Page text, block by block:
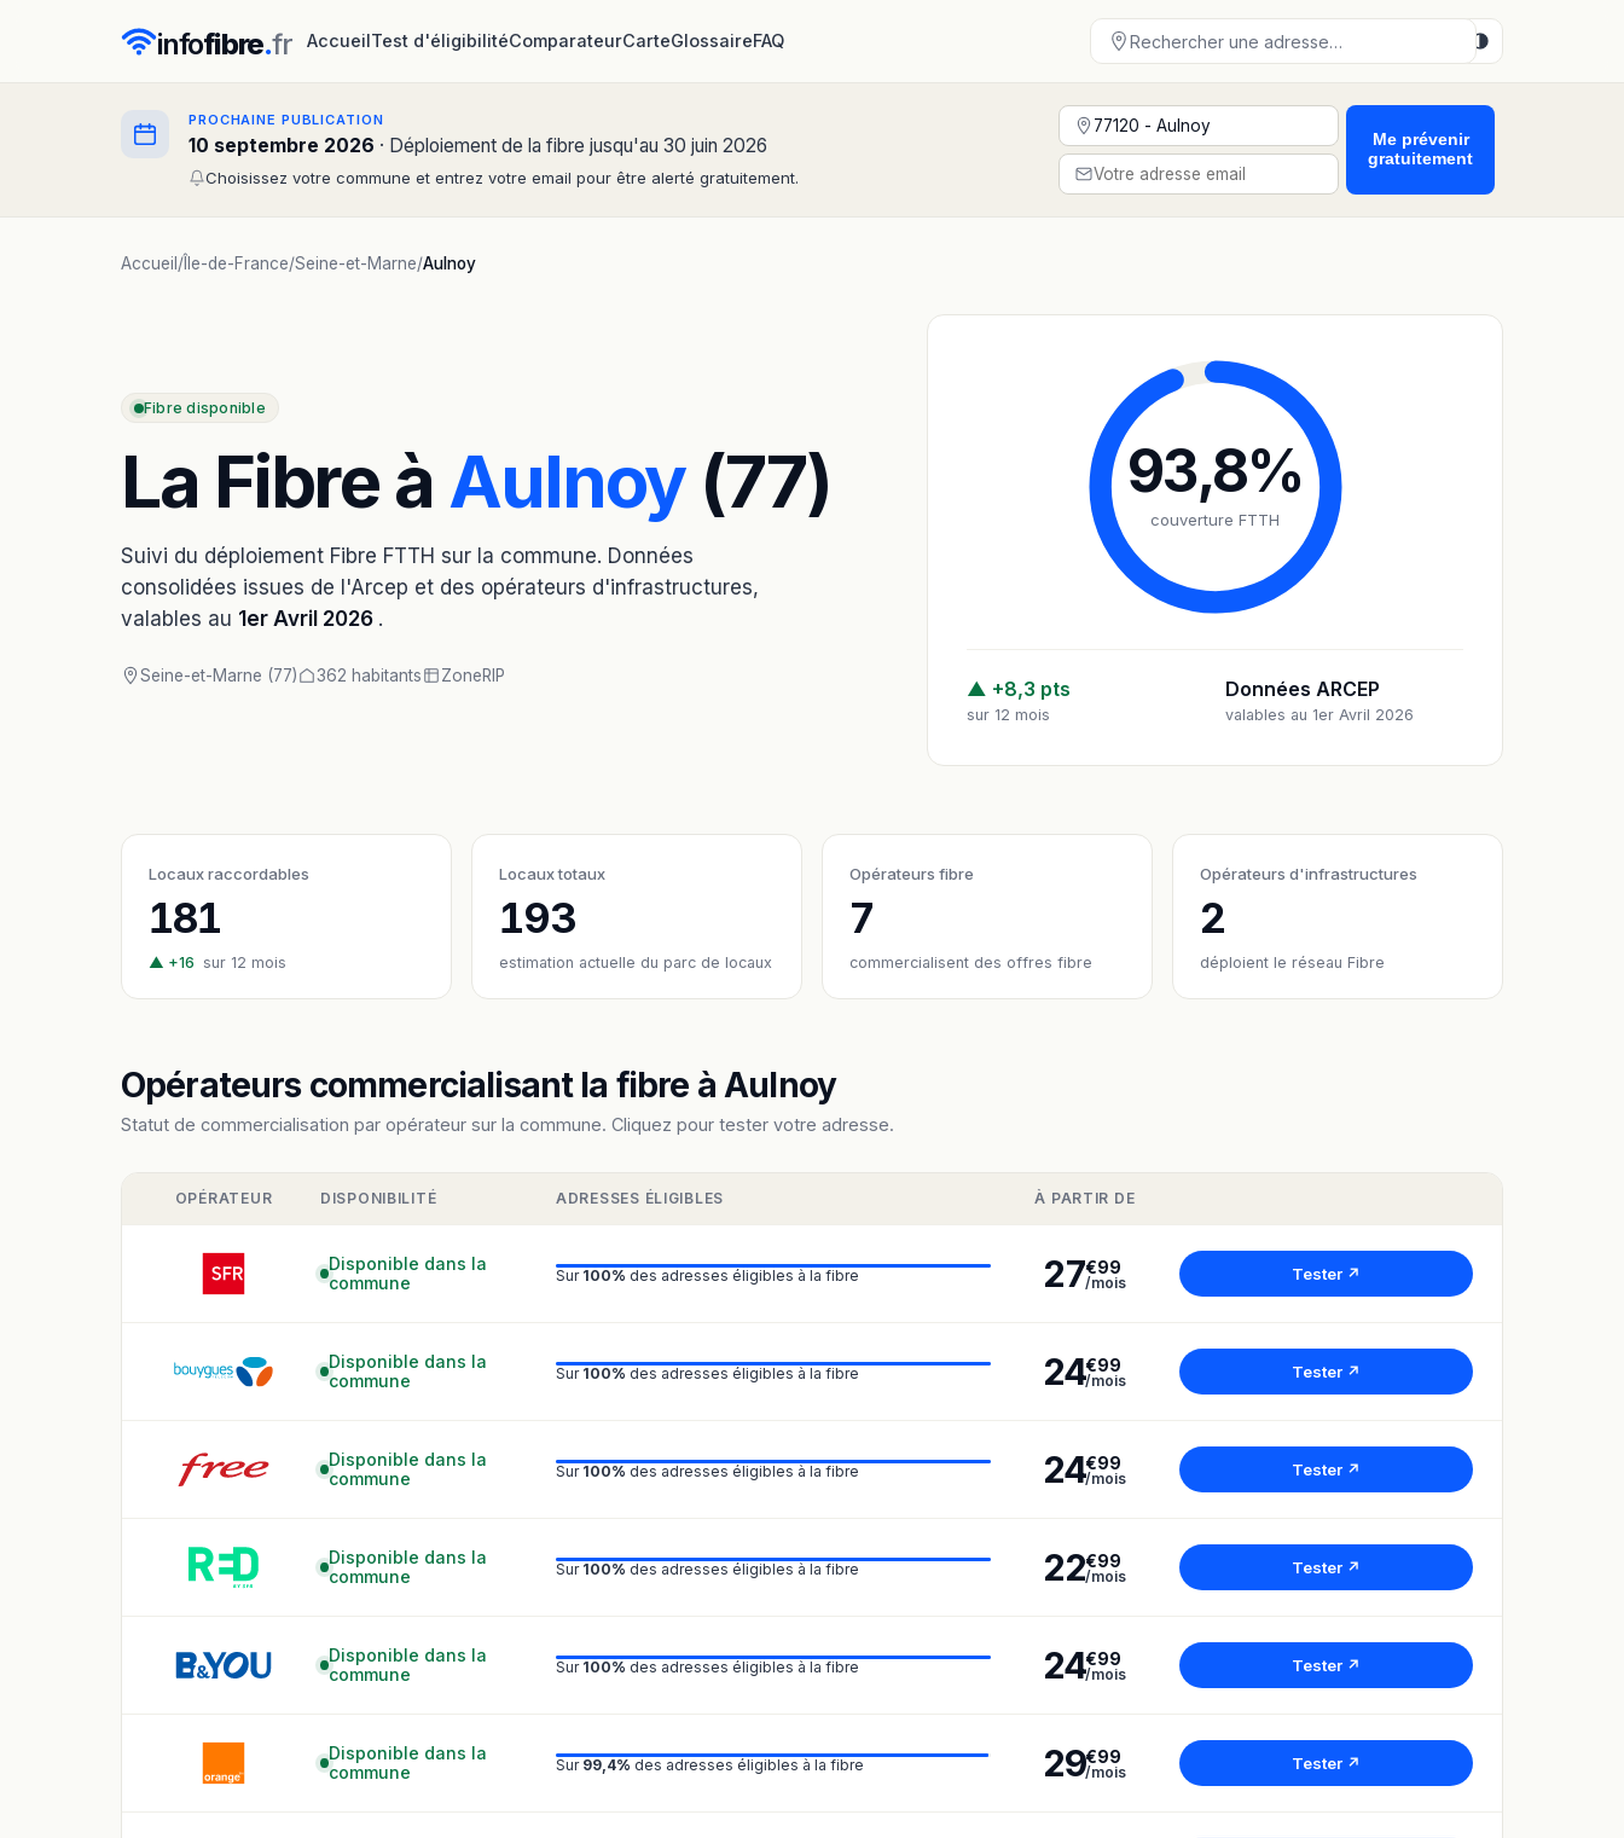
infofibre.fr AccueilTest d'éligibilitéComparateurCarteGlossaireFAQ
PROCHAINE PUBLICATION
10 septembre 2026 · Déploiement de la fibre jusqu'au 30 juin 2026
Choisissez votre commune et entrez votre email pour être alerté gratuitement.
Me prévenir
gratuitement
Accueil / Île-de-France/Seine-et-Marne/Aulnoy
Fibre disponible
La Fibre à Aulnoy(77)
Suivi du déploiement Fibre FTTH sur la commune. Données
consolidées issues de l'Arcep et des opérateurs d'infrastructures,
valables au 1er Avril 2026 .
Seine-et-Marne (77) 362 habitants ZoneRIP
93,8%
couverture FTTH
▲ +8,3 pts
sur 12 mois
Données ARCEP
valables au 1er Avril 2026
Locaux raccordables
181
▲ +16 sur 12 mois
Locaux totaux
193
estimation actuelle du parc de locaux
Opérateurs fibre
7
commercialisent des offres fibre
Opérateurs d'infrastructures
2
déploient le réseau Fibre
Opérateurs commercialisant la fibre à Aulnoy
Statut de commercialisation par opérateur sur la commune. Cliquez pour tester votre adresse.
OPÉRATEUR DISPONIBILITÉ ADRESSES ÉLIGIBLES À PARTIR DE
Disponible dans la
commune
Sur 100% des adresses éligibles à la fibre 27€99
/mois Tester ↗
Disponible dans la
commune
Sur 100% des adresses éligibles à la fibre 24€99
/mois Tester ↗
Disponible dans la
commune
Sur 100% des adresses éligibles à la fibre 24€99
/mois Tester ↗
Disponible dans la
commune
Sur 100% des adresses éligibles à la fibre 22€99
/mois Tester ↗
Disponible dans la
commune
Sur 100% des adresses éligibles à la fibre 24€99
/mois Tester ↗
Disponible dans la
commune
Sur 99,4% des adresses éligibles à la fibre 29€99
/mois Tester ↗